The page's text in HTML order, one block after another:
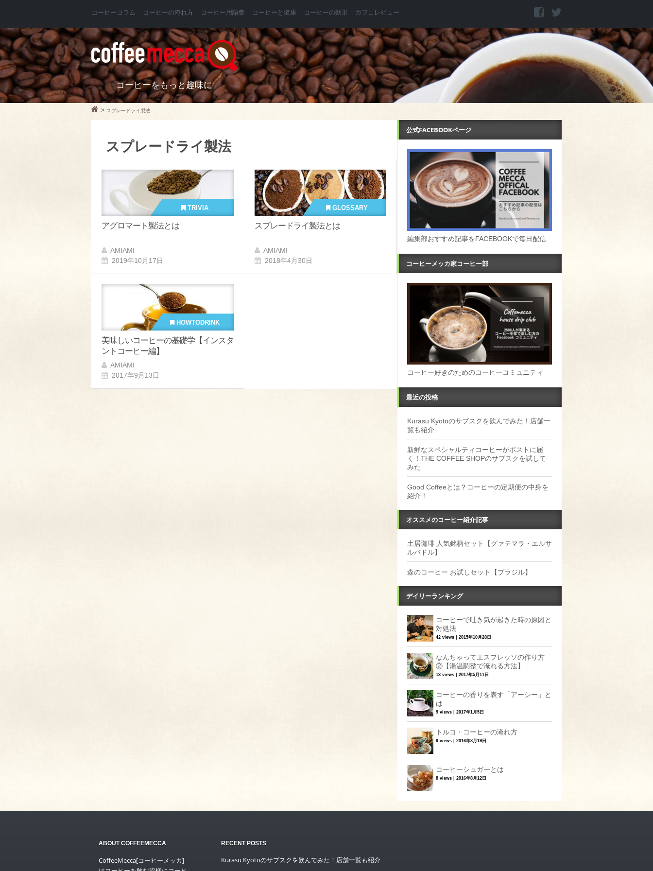
コーヒーコラム コーヒーの淹れ方 コーヒー用語集 コーヒーと健康 コーヒーの効果 カフェレビュー
コーヒーをもっと趣味に
> スプレードライ製法
スプレードライ製法
TRIVIA
アグロマート製法とは
AMIAMI
2019年10月17日
GLOSSARY
スプレードライ製法とは
AMIAMI
2018年4月30日
HOWTODRINK
美味しいコーヒーの基礎学【インスタ
ントコーヒー編】
AMIAMI
2017年9月13日
公式FACEBOOKページ
編集部おすすめ記事をFACEBOOKで毎日配信
コーヒーメッカ家コーヒー部
コーヒー好きのためのコーヒーコミュニティ
最近の投稿
Kurasu Kyotoのサブスクを飲んでみた！店舗一
覧も紹介
新鮮なスペシャルティコーヒーがポストに届
く！THE COFFEE SHOPのサブスクを試して
みた
Good Coffeeとは？コーヒーの定期便の中身を
紹介！
オススメのコーヒー紹介記事
土居珈琲 人気銘柄セット【グァテマラ・エルサ
ルバドル】
森のコーヒー お試しセット【ブラジル】
デイリーランキング
コーヒーで吐き気が起きた時の原因と
対処法
42 views 2015年10月28日
なんちゃってエスプレッソの作り方
②【湯温調整で淹れる方法】...
13 views 2017年5月11日
コーヒーの香りを表す「アーシー」と
は
9 views 2017年1月5日
トルコ・コーヒーの淹れ方
9 views 2016年8月19日
コーヒーシュガーとは
8 views 2016年8月12日
ABOUT COFFEEMECCA
CoffeeMecca[コーヒーメッカ]
RECENT POSTS
Kurasu Kyotoのサブスクを飲んでみた！店舗一覧も紹介